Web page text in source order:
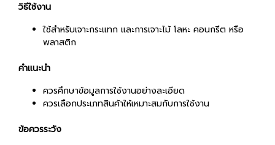
วิธีใช้งาน
ใช้สำหรับเจาะกระแทก และการเจาะไม้ โลหะ คอนกรีต หรือ
พลาสติก
คำแนะนำ
ควรศึกษาข้อมูลการใช้งานอย่างละเอียด
ควรเลือกประเภทสินค้าให้เหมาะสมกับการใช้งาน
ข้อควรระวัง